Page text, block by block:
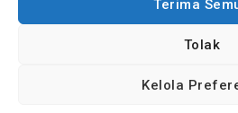
Terima
Tolak
Kelola
Developed byJasa